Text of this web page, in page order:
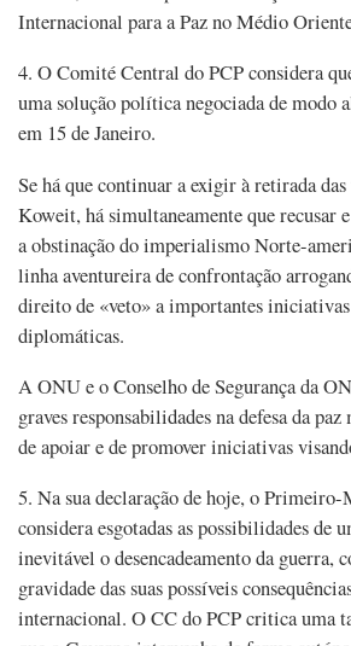
Internacional para a Paz no Médio
4. O Comité Central do PCP considera
uma solução política negociada de modo
em 15 de Janeiro.
Se há que continuar a exigir à retirada
Koweit, há simultaneamente que recusar
a obstinação do imperialismo Norte-
linha aventureira de confrontação
direito de «veto» a importantes
diplomáticas.
A ONU e o Conselho de Segurança da
graves responsabilidades na defesa da
de apoiar e de promover iniciativas
5. Na sua declaração de hoje, o
considera esgotadas as possibilidades de
inevitável o desencadeamento da guerra,
gravidade das suas possíveis
internacional. O CC do PCP critica uma